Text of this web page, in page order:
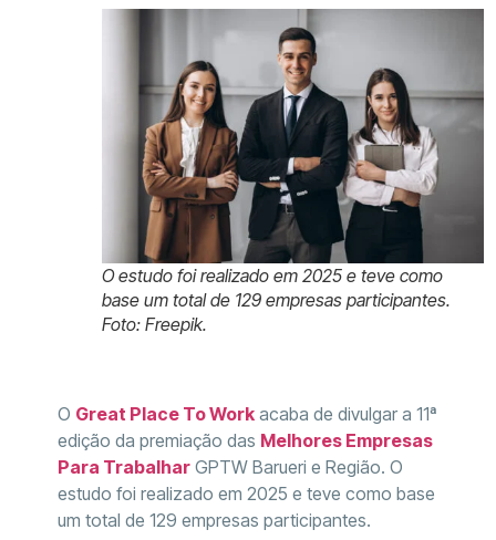
O estudo foi realizado em 2025 e teve como
base um total de 129 empresas participantes.
Foto: Freepik.
O Great Place To Workacaba de divulgar a 11ª
edição da premiação das Melhores Empresas
Para Trabalhar GPTW Barueri e Região. O
estudo foi realizado em 2025 e teve como base
um total de 129 empresas participantes.